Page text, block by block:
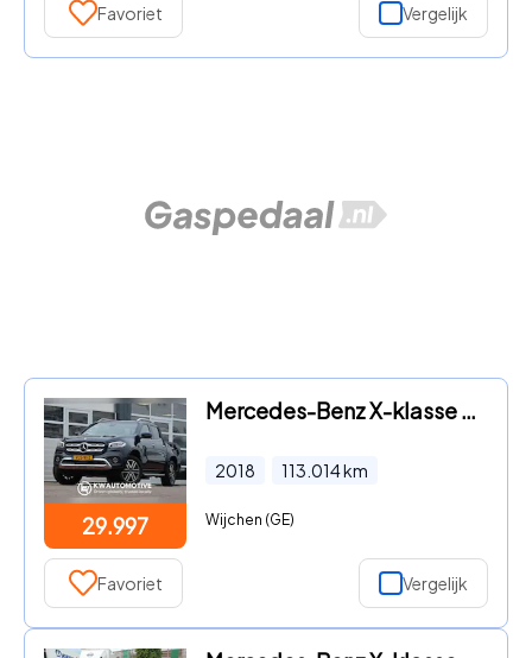
Favoriet Vergelijk
29.997
Mercedes-Benz X-klasse - 250 d 4-MATIC DC MARGE/ AUT/ LED/ 360/ CLIMA/ CRUISE/ NAVI/
2018 113.014km
Wijchen (GE)
Favoriet Vergelijk